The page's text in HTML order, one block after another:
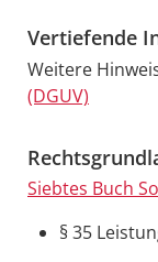
Vertiefende
Weitere
(DGUV)
Siebtes Buch
§ 35